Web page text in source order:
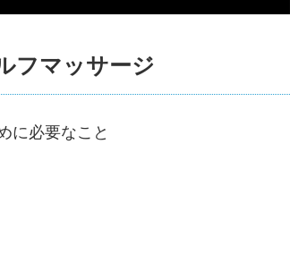
フマッサージ
に必要なこと